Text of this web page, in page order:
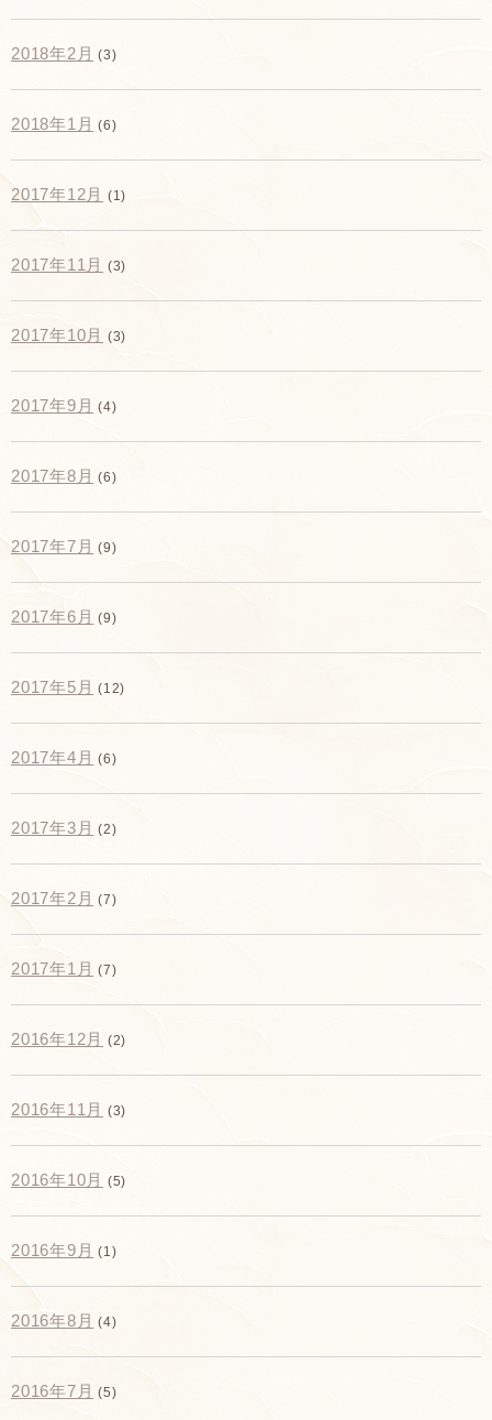
2018年2月 (3)
2018年1月 (6)
2017年12月 (1)
2017年11月 (3)
2017年10月 (3)
2017年9月 (4)
2017年8月 (6)
2017年7月 (9)
2017年6月 (9)
2017年5月 (12)
2017年4月 (6)
2017年3月 (2)
2017年2月 (7)
2017年1月 (7)
2016年12月 (2)
2016年11月 (3)
2016年10月 (5)
2016年9月 (1)
2016年8月 (4)
2016年7月 (5)